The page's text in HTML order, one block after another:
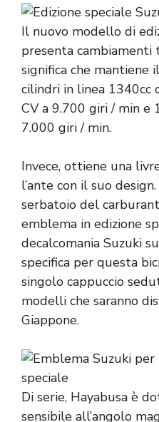
Il nuovo modello di
presenta cambiamenti
significa che
cilindri in linea 1340cc
CV a 9.700 giri / min e
7.000 giri / min.
Invece, ottiene una
l’ante con il suo
serbatoio del
emblema in edizione
decalcomania Suzuki
specifica per questa
singolo cappuccio
modelli che saranno
Giappone.
Di serie, Hayabusa è
sensibile all’angolo